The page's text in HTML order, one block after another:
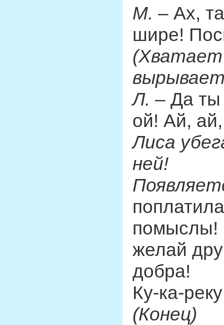
М. – Ах,
шире!
(Хватает
Л. – Да
ой! Ай,
Лиса
ней!
помыслы!
желай
добра!
Ку-ка-
(Конец)